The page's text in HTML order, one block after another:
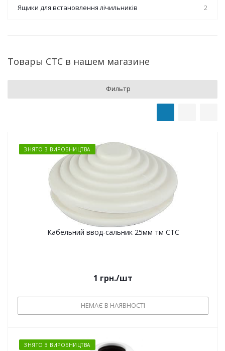
Ящики для встановлення лічильників
2
Товары СТС в нашем магазине
Фильтр
ЗНЯТО З ВИРОБНИЦТВА
Кабельний ввод-сальник 25мм тм СТС
1 грн./шт
НЕМАЄ В НАЯВНОСТІ
ЗНЯТО З ВИРОБНИЦТВА